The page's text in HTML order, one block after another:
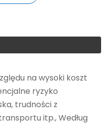
na wysoki koszt
ryzyko
trudności z
itp., Według